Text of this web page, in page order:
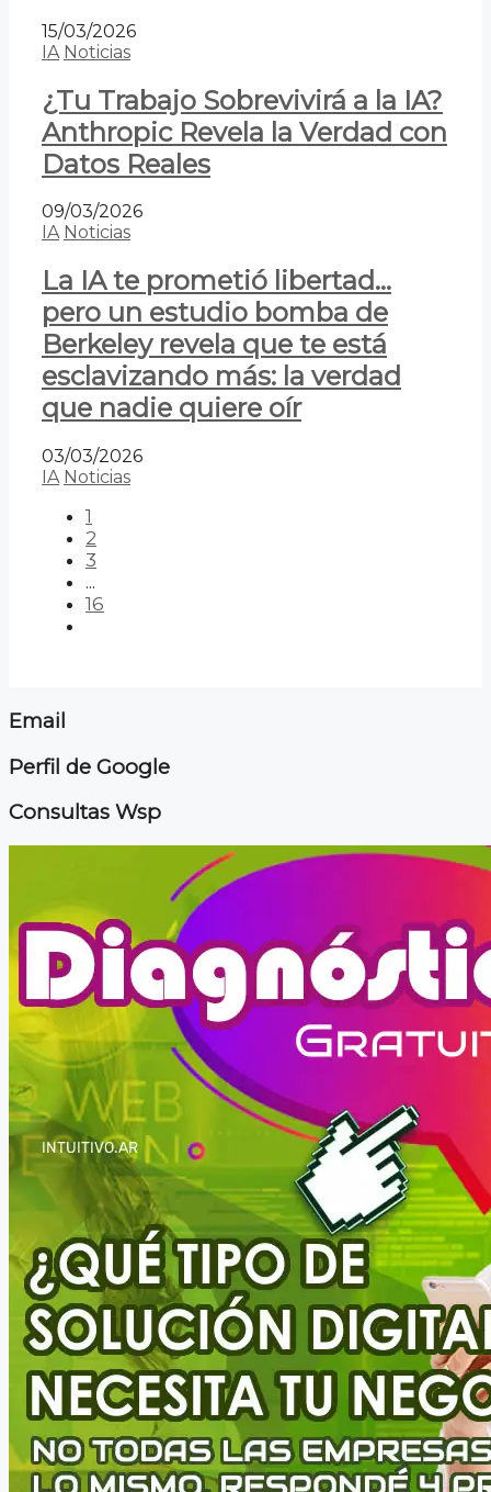
15/03/2026
IA Noticias
¿Tu Trabajo Sobrevivirá a la IA?
Anthropic Revela la Verdad con
Datos Reales
09/03/2026
IA Noticias
La IA te prometió libertad…
pero un estudio bomba de
Berkeley revela que te está
esclavizando más: la verdad
que nadie quiere oír
03/03/2026
IA Noticias
1
2
3
...
16
Email
Perfil de Google
Consultas Wsp